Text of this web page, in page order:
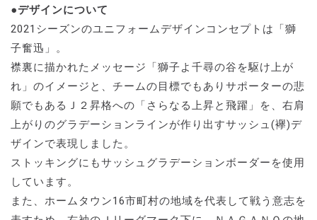
●デザインについて
2021シーズンのユニフォームデザインコンセプトは「獅
子奮迅」。
襟裏に描かれたメッセージ「獅子よ千尋の谷を駆け上が
れ」のイメージと、チームの目標でもありサポーターの悲
願でもあるＪ２昇格への「さらなる上昇と飛躍」を、右肩
上がりのグラデーションラインが作り出すサッシュ(襷)デ
ザインで表現しました。
ストッキングにもサッシュグラデーションボーダーを使用
しています。
また、ホームタウン16市町村の地域を代表して戦う意志を